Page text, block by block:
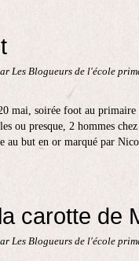
Les Blogueurs de l'école
mai, soirée foot au primaire
ou presque, 2 hommes
au but en or marqué par
carotte de
Les Blogueurs de l'école